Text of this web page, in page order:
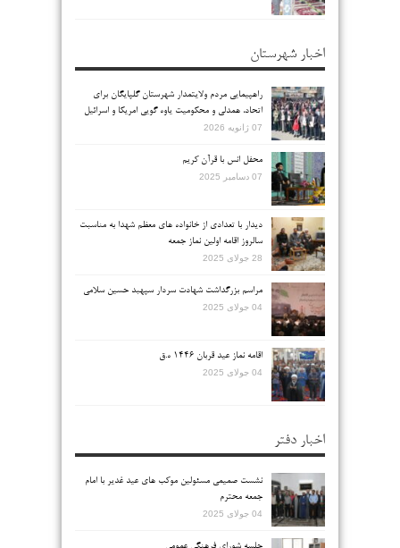
اخبار شهرستان
راهپیمایی مردم ولایتمدار شهرستان گلپایگان برای
اتحاد، همدلی و محکومیت یاوه گویی امریکا و اسرائیل
07 ژانویه 2026
محفل انس با قرآن کریم
07 دسامبر 2025
دیدار با تعدادی از خانواده های معظم شهدا به مناسبت
سالروز اقامه اولین نماز جمعه
28 جولای 2025
مراسم بزرگداشت شهادت سردار سپهبد حسین سلامی
04 جولای 2025
اقامه نماز عید قربان ۱۴۴۶ ه.ق
04 جولای 2025
اخبار دفتر
نشست صمیمی مسئولین موکب های عید غدیر با امام
جمعه محترم
04 جولای 2025